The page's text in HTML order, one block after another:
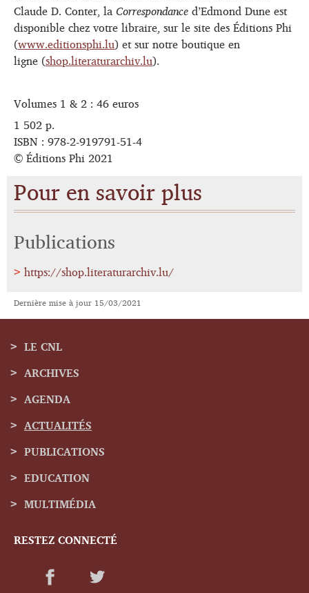
Claude D. Conter, laCorrespondanced’Edmond Dune est
disponible chez votre libraire, sur le site des Éditions Phi
(www.editionsphi.lu) et sur notre boutique en
ligne (shop.literaturarchiv.lu).
Volumes 1 & 2 : 46 euros
1 502 p.
ISBN : 978-2-919791-51-4
© Éditions Phi 2021
Pour en savoir plus
Publications
https://shop.literaturarchiv.lu/
Dernière mise à jour 15/03/2021
Menu
de
navigation
LE CNL
ARCHIVES
AGENDA
ACTUALITÉS
PUBLICATIONS
EDUCATION
MULTIMÉDIA
RESTEZ CONNECTÉ